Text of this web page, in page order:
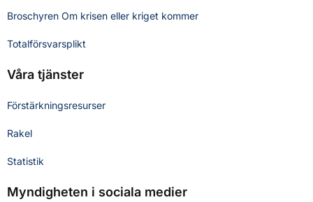
Broschyren Om krisen eller kriget kommer
Totalförsvarsplikt
Våra tjänster
Förstärkningsresurser
Rakel
Statistik
Myndigheten i sociala medier